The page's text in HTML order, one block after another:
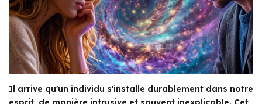
Il arrive qu'un individu s'installe durablement dans notre